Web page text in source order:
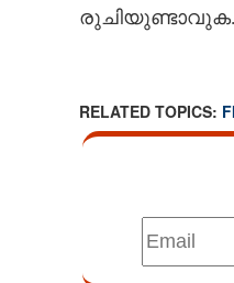
രുചിയുണ്ടാവുക.
RELATED TOPICS: